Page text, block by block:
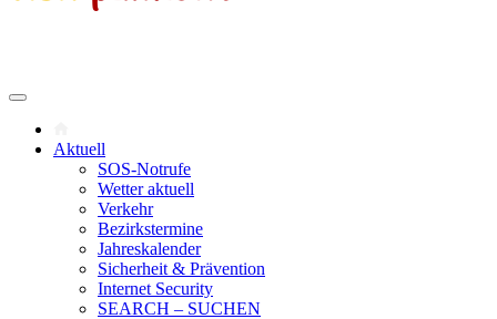
Aktuell
SOS-Notrufe
Wetter aktuell
Verkehr
Bezirkstermine
Jahreskalender
Sicherheit & Prävention
Internet Security
SEARCH – SUCHEN